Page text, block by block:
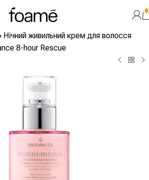
0
Нічний живильний крем для волосся
8-hour Rescue